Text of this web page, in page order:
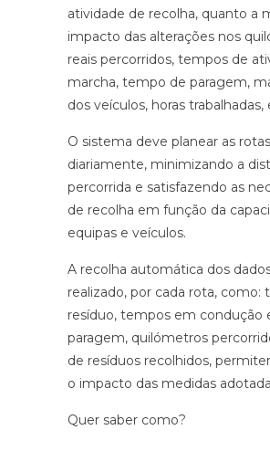
atividade de recolha, quanto a
impacto das alterações nos
reais percorridos, tempos de
marcha, tempo de paragem,
dos veículos, horas trabalhadas,
O sistema deve planear as
diariamente, minimizando a
percorrida e satisfazendo as
de recolha em função da
equipas e veículos.
A recolha automática dos
realizado, por cada rota, como:
resíduo, tempos em condução
paragem, quilómetros
de resíduos recolhidos,
o impacto das medidas
Quer saber como?